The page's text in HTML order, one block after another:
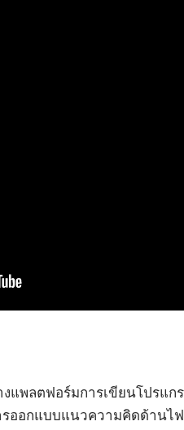
งแพลตฟอร์มการเขียนโปร
ออกแบบแนวความคิดด้านไ